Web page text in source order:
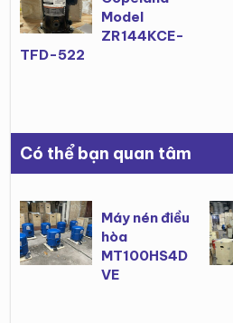
Model
ZR144KCE-
TFD-522
Có thể bạn quan tâm
Máy nén điều
hòa
MT100HS4D
VE